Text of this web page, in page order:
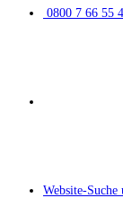
0800 7 66 55
Website-Suche